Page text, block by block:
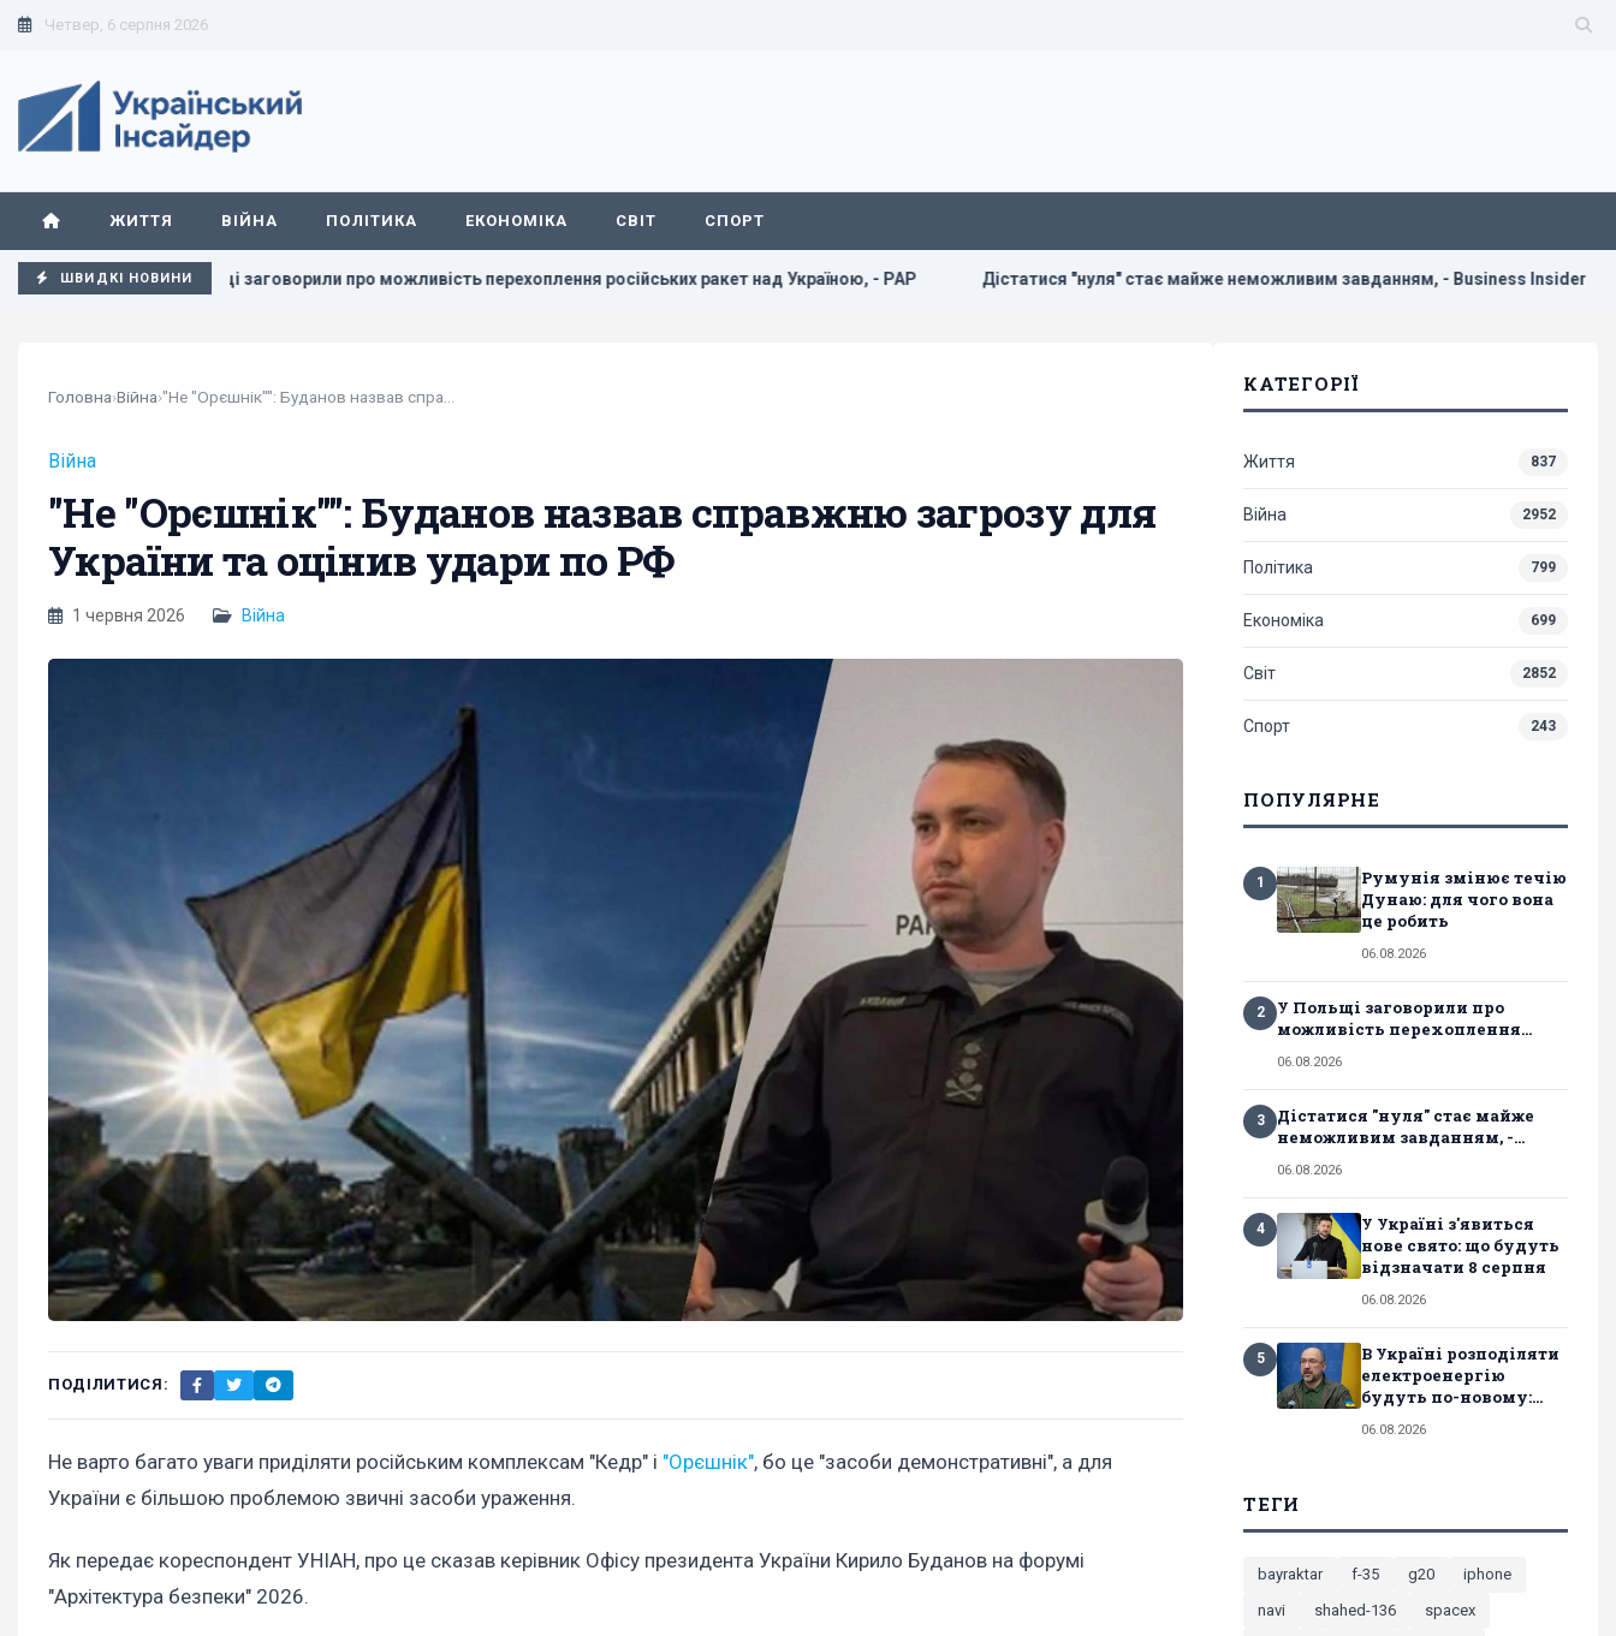
Четвер, 6 серпня 2026
ЖИТТЯ ВІЙНА ПОЛІТИКА ЕКОНОМІКА СВІТ СПОРТ
ШВИДКІ НОВИНИ
У Польщі заговорили про можливість перехоплення російських ракет над Україною, - PAP Дістатися "нуля" стає майже неможливим завданням, - Business Insider У Україні
Головна›Війна›
Війна
"Не "Орєшнік"": Буданов назвав справжню загрозу для
України та оцінив удари по РФ
1 червня 2026 Війна
ПОДІЛИТИСЯ:
Не варто багато уваги приділяти російським комплексам "Кедр" і "Орєшнік", бо це "засоби демонстративні", а для
України є більшою проблемою звичні засоби ураження.
Як передає кореспондент УНІАН, про це сказав керівник Офісу президента України Кирило Буданов на форумі
"Архітектура безпеки" 2026.
КАТЕГОРІЇ
Життя 837
Війна 2952
Політика 799
Економіка 699
Світ 2852
Спорт 243
ПОПУЛЯРНЕ
1
Румунія змінює течію
Дунаю: для чого вона
це робить
06.08.2026
2
У Польщі заговорили про
можливість перехоплення...
06.08.2026
3
Дістатися "нуля" стає майже
неможливим завданням, -...
06.08.2026
4
У Україні з'явиться
нове свято: що будуть
відзначати 8 серпня
06.08.2026
5
В Україні розподіляти
електроенергію
будуть по-новому:...
06.08.2026
ТЕГИ
bayraktar f-35 g20
iphone
navi
shahed-136
spacex